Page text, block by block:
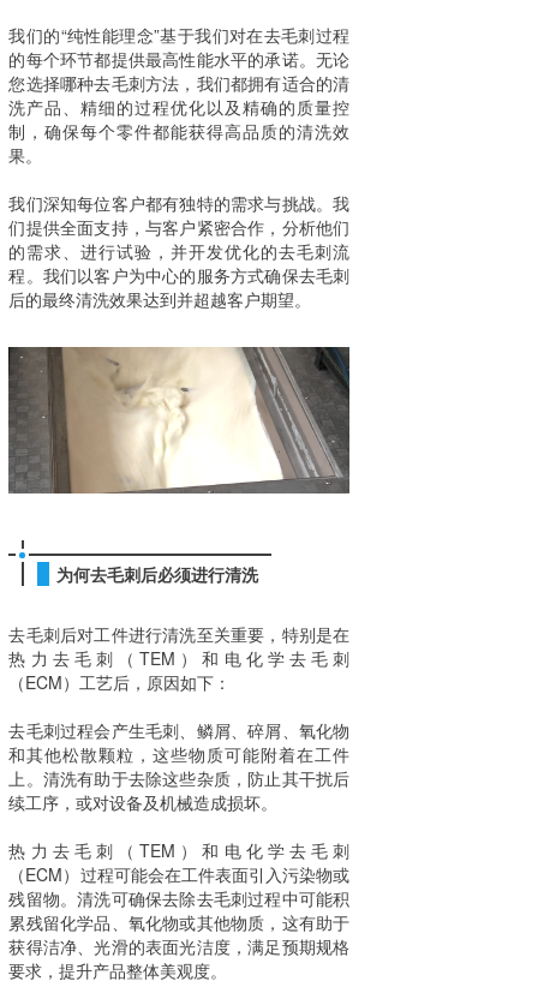
我们的“纯性能理念”基于我们对在去毛刺过程
的每个环节都提供最高性能水平的承诺。无论
您选择哪种去毛刺方法，我们都拥有适合的清
洗产品、精细的过程优化以及精确的质量控
制，确保每个零件都能获得高品质的清洗效
果。
我们深知每位客户都有独特的需求与挑战。我
们提供全面支持，与客户紧密合作，分析他们
的需求、进行试验，并开发优化的去毛刺流
程。我们以客户为中心的服务方式确保去毛刺
后的最终清洗效果达到并超越客户期望。
为何去毛刺后必须进行清洗
去毛刺后对工件进行清洗至关重要，特别是在
热力去毛刺（TEM）和电化学去毛刺
（ECM）工艺后，原因如下：
去毛刺过程会产生毛刺、鳞屑、碎屑、氧化物
和其他松散颗粒，这些物质可能附着在工件
上。清洗有助于去除这些杂质，防止其干扰后
续工序，或对设备及机械造成损坏。
热力去毛刺（TEM）和电化学去毛刺
（ECM）过程可能会在工件表面引入污染物或
残留物。清洗可确保去除去毛刺过程中可能积
累残留化学品、氧化物或其他物质，这有助于
获得洁净、光滑的表面光洁度，满足预期规格
要求，提升产品整体美观度。